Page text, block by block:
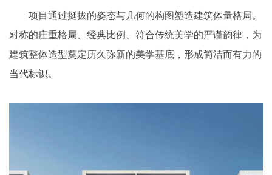
项目通过挺拔的姿态与几何的构图塑造建筑体量格局。
对称的庄重格局、经典比例、符合传统美学的严谨韵律，为
建筑整体造型奠定历久弥新的美学基底，形成简洁而有力的
当代标识。